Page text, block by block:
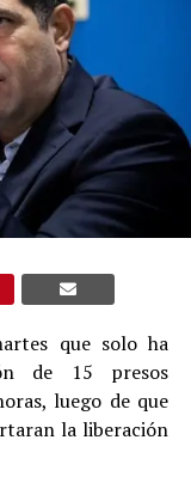
que solo ha
de 15 presos
luego de que
la liberación